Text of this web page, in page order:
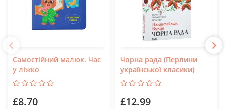
Самостійний малюк. Час
у ліжко
£8.70
Чорна рада (Перлини
української класики)
£12.99